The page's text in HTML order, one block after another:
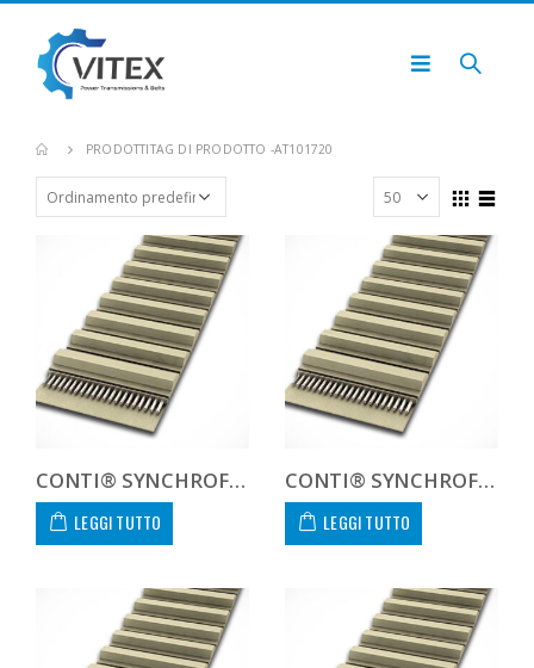
PRODOTTITAG DI PRODOTTO -AT101720
CONTI® SYNCHROFLEX AT10 1720 16
LEGGI TUTTO
CONTI® SYNCHROFLEX AT10 1720 20
LEGGI TUTTO